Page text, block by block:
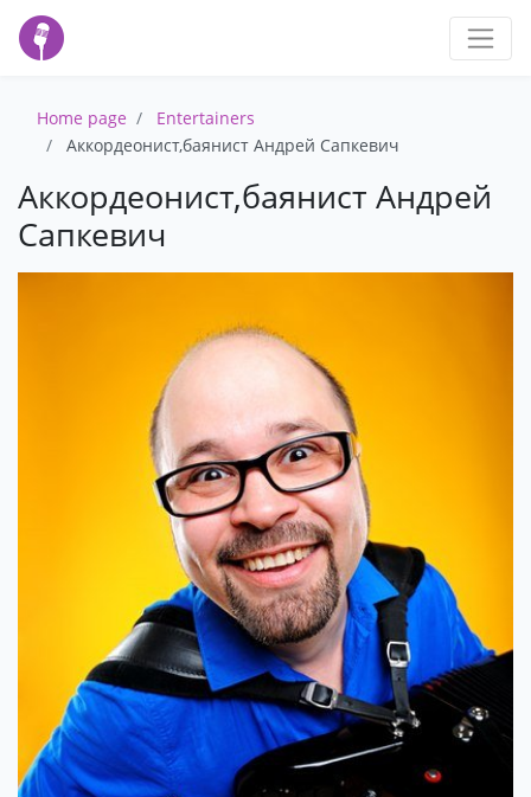
Home page
Entertainers
Аккордеонист,баянист Андрей Сапкевич
Аккордеонист,баянист Андрей
Сапкевич